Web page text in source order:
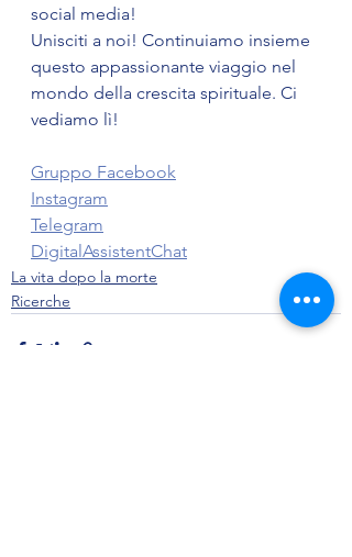
social media!
Unisciti a noi! Continuiamo insieme
questo appassionante viaggio nel
mondo della crescita spirituale. Ci
vediamo lì!
Gruppo Facebook
Instagram
Telegram
DigitalAssistentChat
La vita dopo la morte
Ricerche